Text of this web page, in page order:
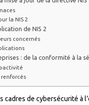
la NIS 2
de NIS 2
concernés
: de la conformité à la
cadres de cybersécurité à